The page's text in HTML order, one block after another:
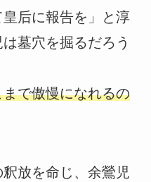
后に報告を」と淳
墓穴を掘るだろう
で傲慢になれるの
放を命じ、余鶯児